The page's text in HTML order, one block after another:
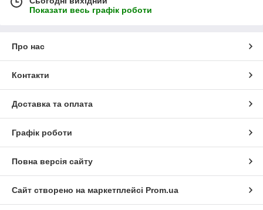
Показати весь графік роботи
Про нас
Контакти
Доставка та оплата
Графік роботи
Повна версія сайту
Сайт створено на маркетплейсі Prom.ua